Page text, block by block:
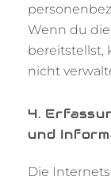
Wenn du
bereitstellst,
nicht
4.
und
Die